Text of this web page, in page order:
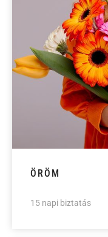
ÖRÖM
15 napi biztatás